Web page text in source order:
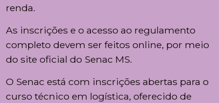
renda.
As inscrições e o acesso ao regulamento
completo devem ser feitos online, por meio
do site oficial do Senac MS.
O Senac está com inscrições abertas para o
curso técnico em logística, oferecido de